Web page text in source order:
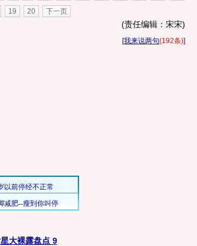
19 20 下一页
(责任编辑：宋宋)
[我来说两句(192条)]
大裸露盘点 9